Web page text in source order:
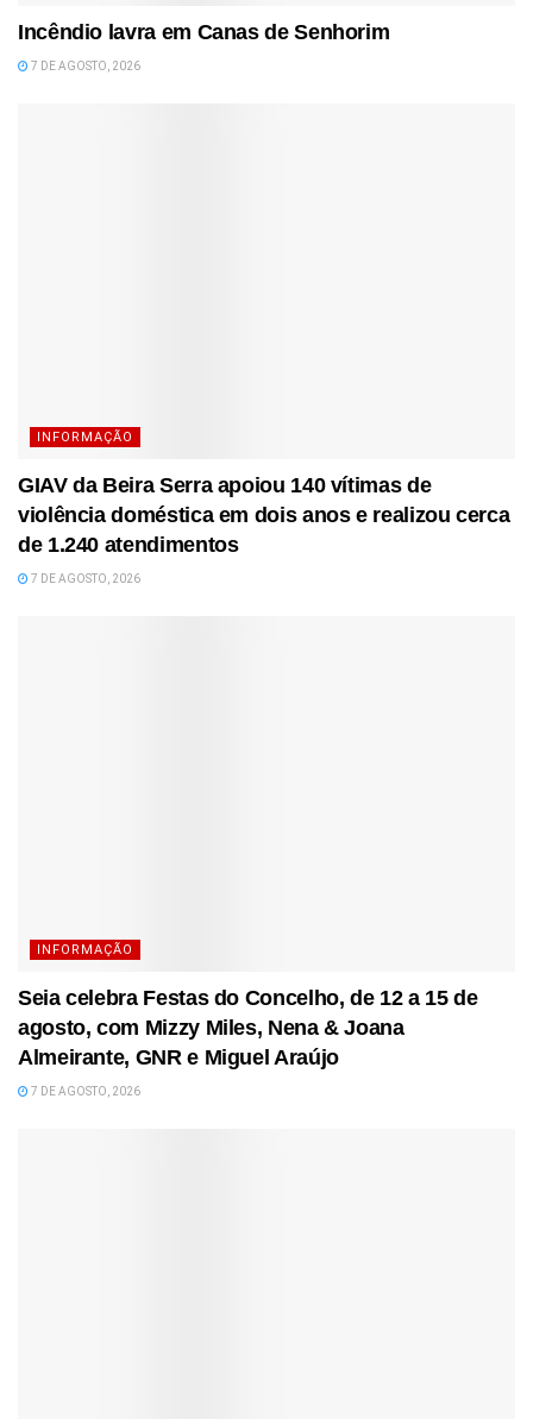
Incêndio lavra em Canas de Senhorim
7 DE AGOSTO, 2026
INFORMAÇÃO
GIAV da Beira Serra apoiou 140 vítimas de
violência doméstica em dois anos e realizou cerca
de 1.240 atendimentos
7 DE AGOSTO, 2026
INFORMAÇÃO
Seia celebra Festas do Concelho, de 12 a 15 de
agosto, com Mizzy Miles, Nena & Joana
Almeirante, GNR e Miguel Araújo
7 DE AGOSTO, 2026